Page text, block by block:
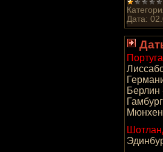
Дата:
Берлин